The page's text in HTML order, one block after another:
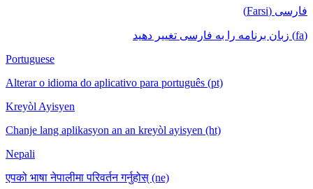
فارسی (Farsi)
(fa) زبان برنامه را به فارسی تغییر دهید
Portuguese
Alterar o idioma do aplicativo para português (pt)
Kreyòl Ayisyen
Chanje lang aplikasyon an an kreyòl ayisyen (ht)
Nepali
एपको भाषा नेपालीमा परिवर्तन गर्नुहोस् (ne)